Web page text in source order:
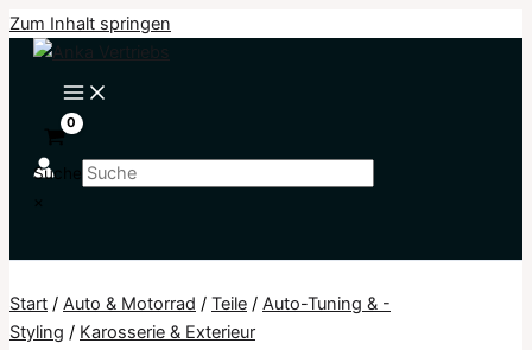
Zum Inhalt springen
Suche
×
Start / Auto & Motorrad / Teile / Auto-Tuning & -
Styling / Karosserie & Exterieur